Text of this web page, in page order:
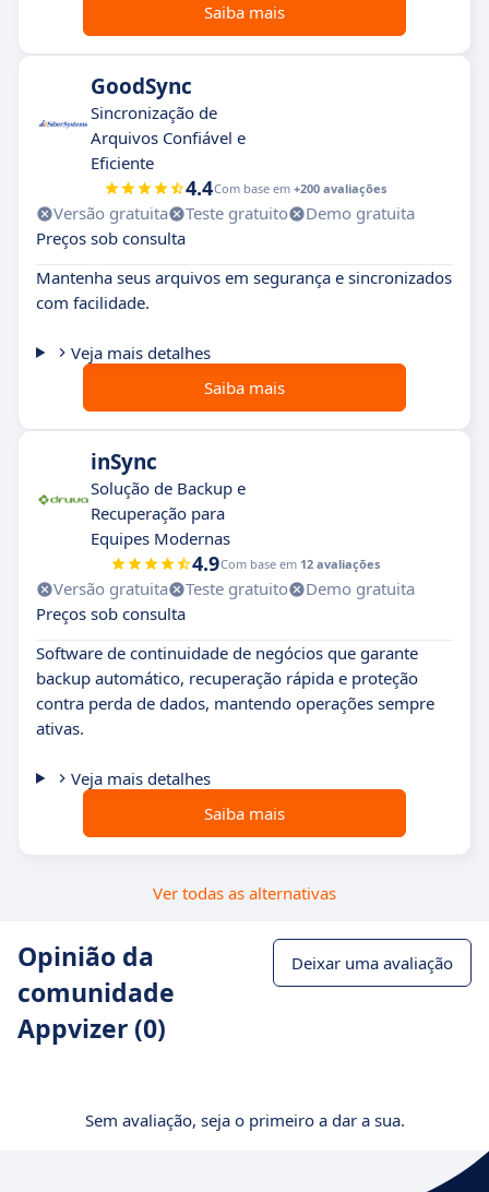
Saiba mais
GoodSync
Sincronização de
Arquivos Confiável e
Eficiente
4.4Com base em +200 avaliações
Versão gratuita Teste gratuito
Demo gratuita
Preços sob consulta
Mantenha seus arquivos em segurança e sincronizados
com facilidade.
Veja mais detalhes
Saiba mais
inSync
Solução de Backup e
Recuperação para
Equipes Modernas
4.9Com base em 12 avaliações
Versão gratuita Teste gratuito
Demo gratuita
Preços sob consulta
Software de continuidade de negócios que garante
backup automático, recuperação rápida e proteção
contra perda de dados, mantendo operações sempre
ativas.
Veja mais detalhes
Saiba mais
Ver todas as alternativas
Opinião da
comunidade
Appvizer (0)
Deixar uma avaliação
Sem avaliação, seja o primeiro a dar a sua.